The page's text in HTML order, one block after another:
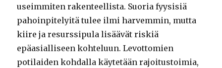
useimmiten rakenteellista. Suoria fyysisiä
pahoinpitelyitä tulee ilmi harvemmin, mutta
kiire ja resurssipula lisäävät riskiä
epäasialliseen kohteluun. Levottomien
potilaiden kohdalla käytetään rajoitustoimia,